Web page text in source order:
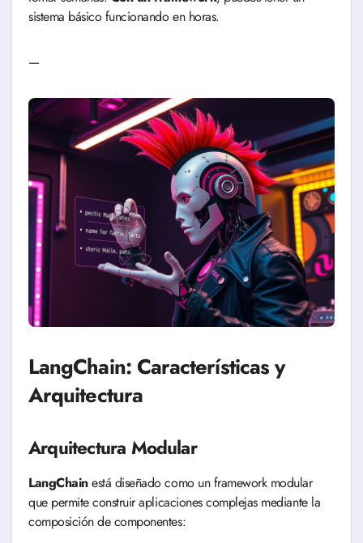
sistema básico funcionando en horas.
—
LangChain: Características y
Arquitectura
Arquitectura Modular
LangChainestá diseñado como un framework modular
que permite construir aplicaciones complejas mediante la
composición de componentes: